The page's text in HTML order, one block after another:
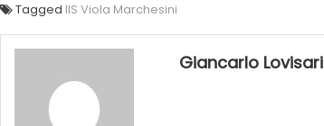
Tagged IIS Viola Marchesini
Giancarlo Lovisari